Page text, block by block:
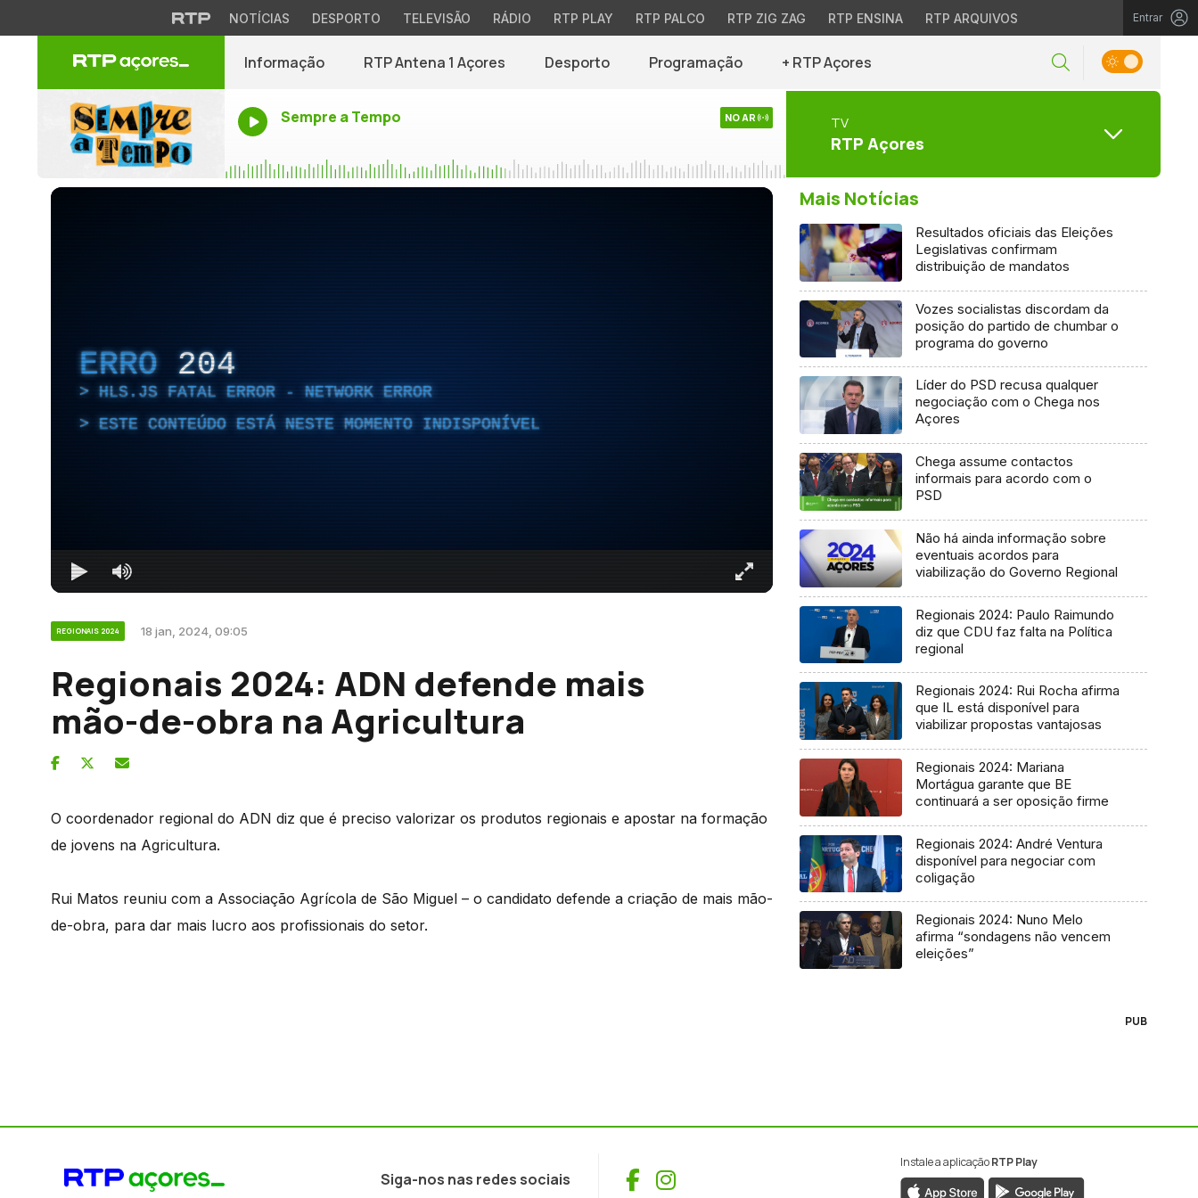
NOTÍCIAS DESPORTO TELEVISÃO RÁDIO RTP PLAY RTP PALCO RTP ZIG ZAG RTP ENSINA RTP ARQUIVOS Entrar
Informação RTP Antena 1 Açores Desporto Programação + RTP Açores
Sempre a Tempo NO AR TV
RTP Açores
ERRO 204
HLS.JS FATAL ERROR - NETWORK ERROR
ESTE CONTEÚDO ESTÁ NESTE MOMENTO INDISPONÍVEL
REGIONAIS 2024 18 jan, 2024, 09:05
Regionais 2024: ADN defende mais
mão-de-obra na Agricultura
O coordenador regional do ADN diz que é preciso valorizar os produtos regionais e apostar na formação
de jovens na Agricultura.
Rui Matos reuniu com a Associação Agrícola de São Miguel – o candidato defende a criação de mais mão-
de-obra, para dar mais lucro aos profissionais do setor.
Mais Notícias
Resultados oficiais das Eleições
Legislativas confirmam
distribuição de mandatos
Vozes socialistas discordam da
posição do partido de chumbar o
programa do governo
Líder do PSD recusa qualquer
negociação com o Chega nos
Açores
Chega assume contactos
informais para acordo com o
PSD
Não há ainda informação sobre
eventuais acordos para
viabilização do Governo Regional
Regionais 2024: Paulo Raimundo
diz que CDU faz falta na Política
regional
Regionais 2024: Rui Rocha afirma
que IL está disponível para
viabilizar propostas vantajosas
Regionais 2024: Mariana
Mortágua garante que BE
continuará a ser oposição firme
Regionais 2024: André Ventura
disponível para negociar com
coligação
Regionais 2024: Nuno Melo
afirma “sondagens não vencem
eleições”
PUB
Siga-nos nas redes sociais Facebook
Instagram
Instale a aplicaçãoRTP Play